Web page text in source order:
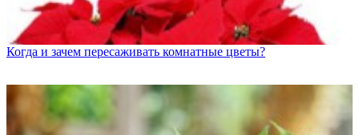
Когда и зачем пересаживать комнатные цветы?